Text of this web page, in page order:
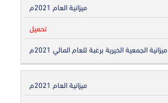
ميزانية العام 2021م
تحميل
ميزانية الجمعية الخيرية برغبة للعام المالي 2021م
ميزانية العام 2021م